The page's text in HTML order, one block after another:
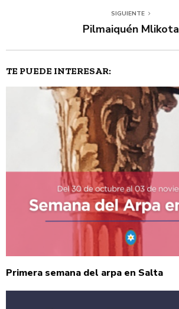
SIGUIENTE
Pilmaiquén Mlikota
TE PUEDE INTERESAR:
Primera semana del arpa en Salta